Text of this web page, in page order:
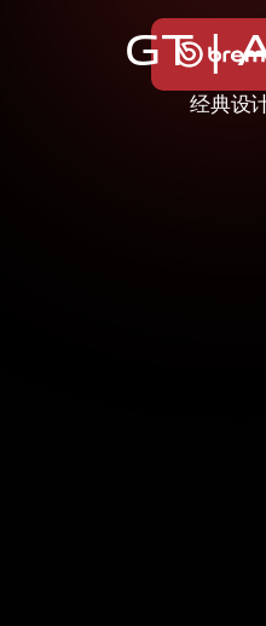
GT |
经典设